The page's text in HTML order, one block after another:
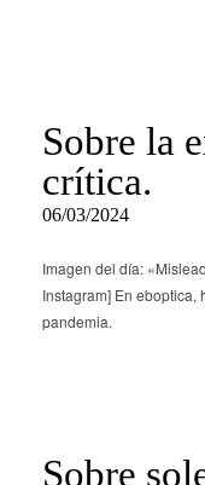
Sobre la
crítica.
06/03/2024
Imagen del día:
Instagram] En eboptica,
pandemia.
Sobre